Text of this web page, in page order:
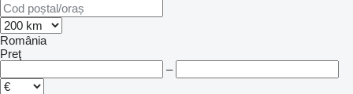
România
Preţ
–